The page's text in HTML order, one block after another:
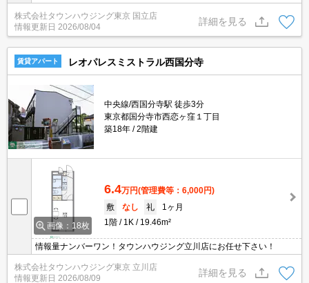
地域密着タウンハウジング【国立店】まで～
株式会社タウンハウジング東京 国立店
情報更新日 2026/08/04
詳細を見る
賃貸アパート レオパレスミストラル西国分寺
中央線/西国分寺駅 徒歩3分
東京都国分寺市西恋ヶ窪１丁目
築18年
2階建
画像：18枚
6.4万円(管理費等：6,000円)
敷
なし 礼
1ヶ月
1階
1K 19.46m²
情報量ナンバーワン！タウンハウジング立川店にお任せ下さい！
株式会社タウンハウジング東京 立川店
情報更新日 2026/08/09
詳細を見る